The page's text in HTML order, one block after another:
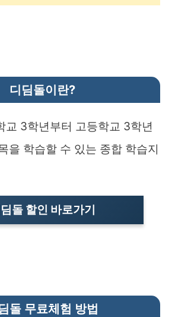
디딤돌이란?
교 3학년부터 고등학교 3학년
을 학습할 수 있는 종합 학습지
돌 할인 바로가기
돌 무료체험 방법